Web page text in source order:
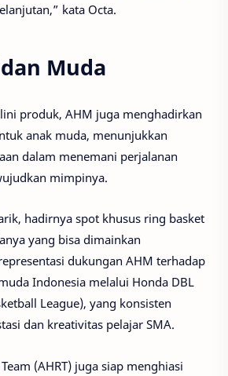
kata Octa.
Muda
produk, AHM juga menghadirkan
anak muda, menunjukkan
dalam menemani perjalanan
mimpinya.
hadirnya spot khusus ring basket
yang bisa dimainkan
dukungan AHM terhadap
Indonesia melalui Honda DBL
League), yang konsisten
dan kreativitas pelajar SMA.
(AHRT) juga siap menghiasi